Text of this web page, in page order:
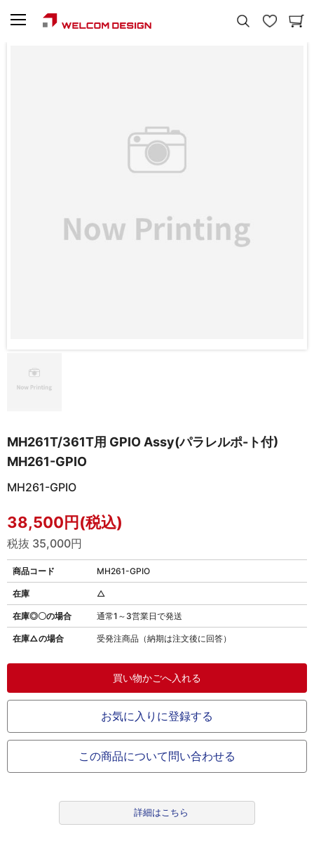
MH261T/361T用 GPIO Assy(パラレルポ-ト付)
MH261-GPIO
MH261-GPIO
38,500円(税込)
税抜 35,000円
商品コード MH261-GPIO
在庫◎〇の場合 通常1～3営業日で発送
在庫△の場合 受発注商品（納期は注文後に回答）
在庫 △
お気に入りに登録する
この商品について問い合わせる
詳細はこちら